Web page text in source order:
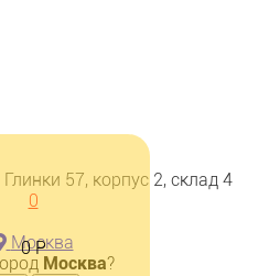
57, корпус 2, склад 4
0
0Р
Москва
Москва?